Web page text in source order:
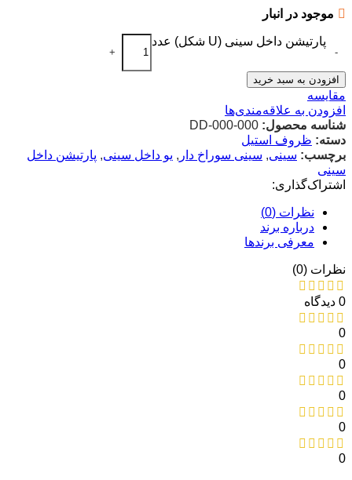
موجود در انبار
-
پارتیشن داخل سینی (U شکل) عدد
+
افزودن به سبد خرید
مقایسه
افزودن به علاقه‌مندی‌ها
شناسه محصول: DD-000-000
دسته: ظروف استیل
برچسب: سینی, سینی سوراخ دار , یو داخل سینی, پارتیشن داخل
سینی
اشتراک‌گذاری:
نظرات (0)
درباره برند
معرفی برند‌ها
نظرات (0)
0 دیدگاه
0
0
0
0
0